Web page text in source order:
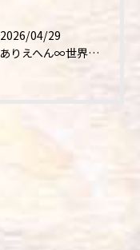
2026/04/29
【ありえへん∞世界】バースデーステーキについて